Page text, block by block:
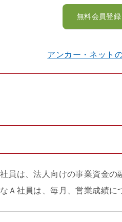
無料会員登録
アンカー・ネット
員は、法人向けの事業資金
Ａ社員は、毎月、営業成績に